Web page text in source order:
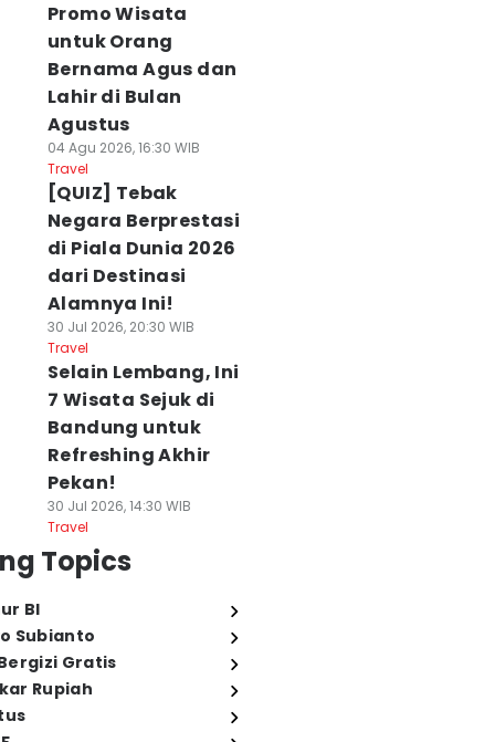
Promo Wisata
untuk Orang
Bernama Agus dan
Lahir di Bulan
Agustus
04 Agu 2026, 16:30 WIB
Travel
[QUIZ] Tebak
Negara Berprestasi
di Piala Dunia 2026
dari Destinasi
Alamnya Ini!
30 Jul 2026, 20:30 WIB
Travel
Selain Lembang, Ini
7 Wisata Sejuk di
Bandung untuk
Refreshing Akhir
Pekan!
30 Jul 2026, 14:30 WIB
Travel
Topics
BI
Subianto
Gratis
Rupiah